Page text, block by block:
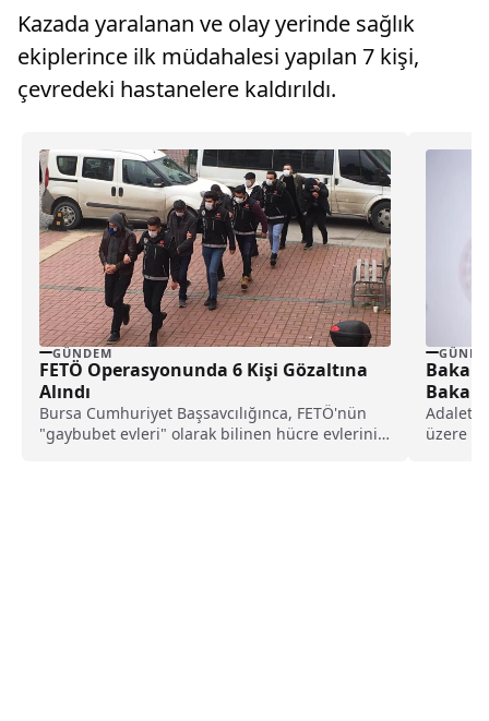
Kazada yaralanan ve olay yerinde sağlık
ekiplerince ilk müdahalesi yapılan 7 kişi,
çevredeki hastanelere kaldırıldı.
GÜNDEM
FETÖ Operasyonunda 6 Kişi Gözaltına
Alındı
Bursa Cumhuriyet Başsavcılığınca, FETÖ'nün
"gaybubet evleri" olarak bilinen hücre evlerinin
Bakan
Adalet
üzere